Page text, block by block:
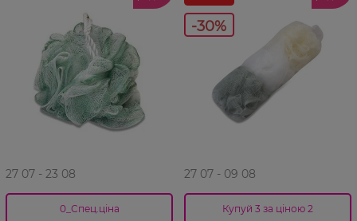
27 07 - 23 08
0_Спец.ціна
-30%
27 07 - 09 08
Купуй 3 за ціною 2